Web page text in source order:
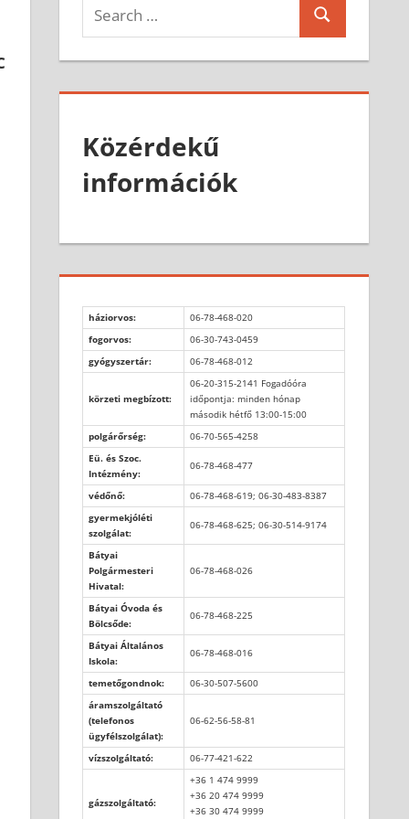
Search
for:
Search
Közérdekű
információk
háziorvos:
06-78-468-020
fogorvos:
06-30-743-0459
gyógyszertár:
06-78-468-012
körzeti megbízott:
06-20-315-2141 Fogadóóra
időpontja: minden hónap
második hétfő 13:00-15:00
polgárőrség:
06-70-565-4258
Eü. és Szoc.
Intézmény:
06-78-468-477
védőnő:
06-78-468-619; 06-30-483-8387
gyermekjóléti
szolgálat:
06-78-468-625; 06-30-514-9174
Bátyai
Polgármesteri
Hivatal:
06-78-468-026
Bátyai Óvoda és
Bölcsőde:
06-78-468-225
Bátyai Általános
Iskola:
06-78-468-016
temetőgondnok:
06-30-507-5600
áramszolgáltató
(telefonos
ügyfélszolgálat):
06-62-56-58-81
vízszolgáltató: 06-77-421-622
gázszolgáltató:
+36 1 474 9999
+36 20 474 9999
+36 30 474 9999